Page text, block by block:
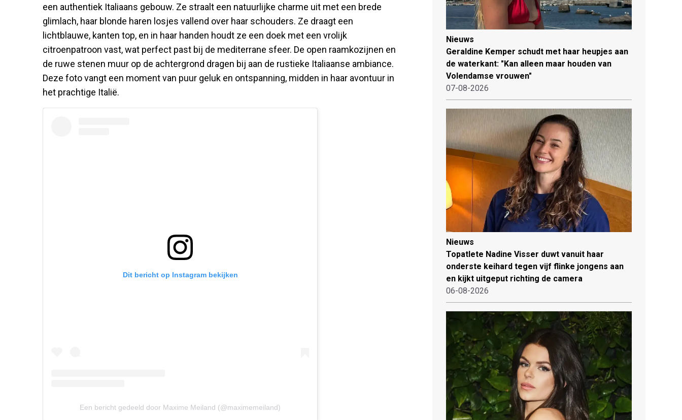
een authentiek Italiaans gebouw. Ze straalt een natuurlijke charme uit met een brede
glimlach, haar blonde haren losjes vallend over haar schouders. Ze draagt een
lichtblauwe, kanten top, en in haar handen houdt ze een doek met een vrolijk
citroenpatroon vast, wat perfect past bij de mediterrane sfeer. De open raamkozijnen en
de ruwe stenen muur op de achtergrond dragen bij aan de rustieke Italiaanse ambiance.
Deze foto vangt een moment van puur geluk en ontspanning, midden in haar avontuur in
het prachtige Italië.
Dit bericht op Instagram bekijken
Een bericht gedeeld door Maxime Meiland (@maximemeiland)
Nieuws
Geraldine Kemper schudt met haar heupjes aan
de waterkant: "Kan alleen maar houden van
Volendamse vrouwen"
07-08-2026
Nieuws
Topatlete Nadine Visser duwt vanuit haar
onderste keihard tegen vijf flinke jongens aan
en kijkt uitgeput richting de camera
06-08-2026